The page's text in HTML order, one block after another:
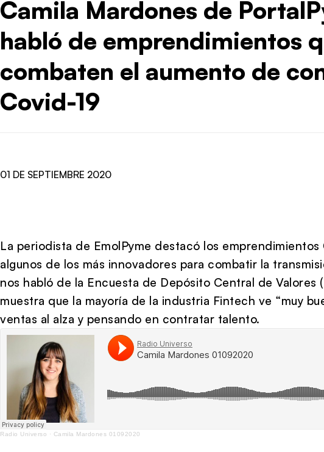
Camila Mardones de
habló de emprendimientos
combaten el aumento de
Covid-19
01 DE SEPTIEMBRE 2020
La periodista de EmolPyme destacó los
algunos de los más innovadores para combatir la
nos habló de la Encuesta de Depósito Central de Valores
muestra que la mayoría de la industria Fintech ve “muy
ventas al alza y pensando en contratar talento.
Radio Universo · Camila Mardones 01092020